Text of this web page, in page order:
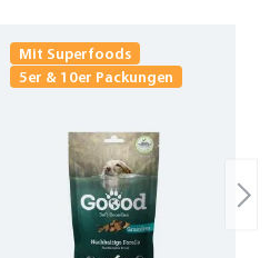
Mit Superfoods
5er & 10er Packungen